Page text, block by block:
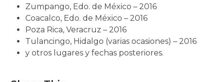
Zumpango, Edo. de México – 2016
Coacalco, Edo. de México – 2016
Poza Rica, Veracruz – 2016
Tulancingo, Hidalgo (varias ocasiones) – 2016
y otros lugares y fechas posteriores.